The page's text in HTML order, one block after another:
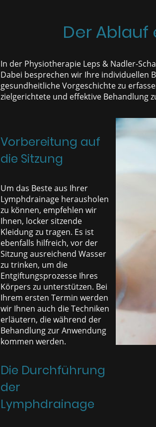
Der
In der Physiotherapie Leps & Nadler-
Dabei besprechen wir Ihre individuellen
gesundheitliche Vorgeschichte zu
zielgerichtete und effektive Behandlung
Vorbereitung auf
die Sitzung
Um das Beste aus Ihrer
Lymphdrainage herausholen
zu können, empfehlen wir
Ihnen, locker sitzende
Kleidung zu tragen. Es ist
ebenfalls hilfreich, vor der
Sitzung ausreichend Wasser
zu trinken, um die
Entgiftungsprozesse Ihres
Körpers zu unterstützen. Bei
Ihrem ersten Termin werden
wir Ihnen auch die Techniken
erläutern, die während der
Behandlung zur Anwendung
kommen werden.
Die Durchführung
der
Lymphdrainage